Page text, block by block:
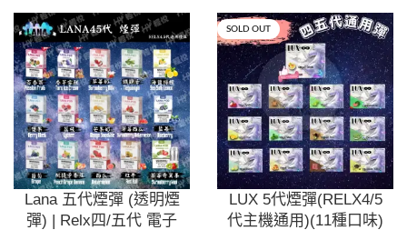
Lana 五代煙彈 (透明煙
彈) | Relx四/五代 電子
SOLD OUT
LUX 5代煙彈(RELX4/5
代主機通用)(11種口味)